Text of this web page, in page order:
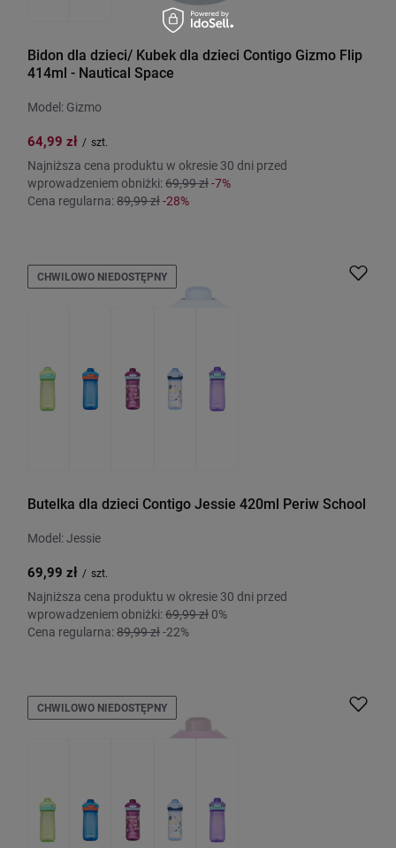
Bidon dla dzieci/ Kubek dla dzieci Contigo Gizmo Flip
414ml - Nautical Space
Model: Gizmo
64,99 zł / szt.
Najniższa cena produktu w okresie 30 dni przed
wprowadzeniem obniżki:69,99 zł-7%
Cena regularna:89,99 zł-28%
CHWILOWO NIEDOSTĘPNY
Butelka dla dzieci Contigo Jessie 420ml Periw School
Model: Jessie
69,99 zł / szt.
Najniższa cena produktu w okresie 30 dni przed
wprowadzeniem obniżki:69,99 zł 0%
Cena regularna:89,99 zł-22%
CHWILOWO NIEDOSTĘPNY